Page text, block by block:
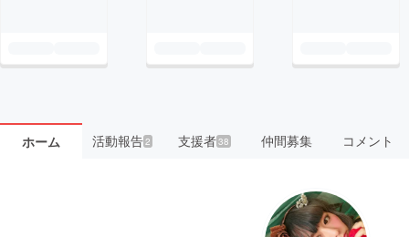
ホーム 活動報告2 支援者38 仲間募集 コメント